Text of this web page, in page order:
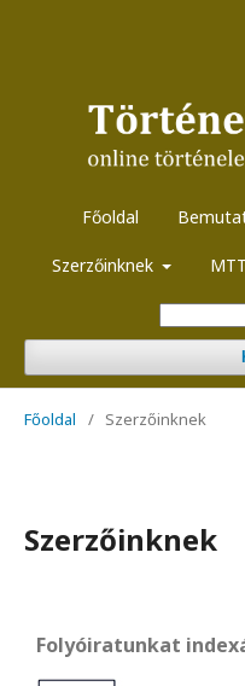
Főoldal
Szerzőinknek
Főoldal / Szerzőinknek
Szerzőinknek
Folyóiratunkat